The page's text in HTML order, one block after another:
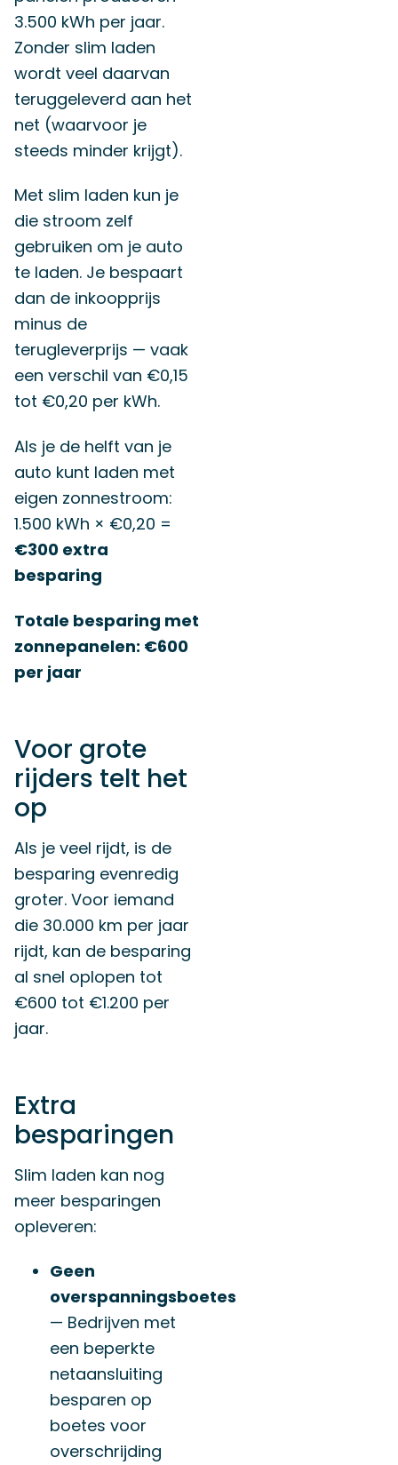
3.500 kWh per jaar.
Zonder slim laden
wordt veel daarvan
teruggeleverd aan het
net (waarvoor je
steeds minder krijgt).
Met slim laden kun je
die stroom zelf
gebruiken om je auto
te laden. Je bespaart
dan de inkoopprijs
minus de
terugleverprijs — vaak
een verschil van €0,15
tot €0,20 per kWh.
Als je de helft van je
auto kunt laden met
eigen zonnestroom:
1.500 kWh × €0,20 =
€300 extra
besparing
Totale besparing met
zonnepanelen: €600
per jaar
Voor grote
rijders telt het
op
Als je veel rijdt, is de
besparing evenredig
groter. Voor iemand
die 30.000 km per jaar
rijdt, kan de besparing
al snel oplopen tot
€600 tot €1.200 per
jaar.
Extra
besparingen
Slim laden kan nog
meer besparingen
opleveren:
Geen
overspanningsboetes
— Bedrijven met
een beperkte
netaansluiting
besparen op
boetes voor
overschrijding